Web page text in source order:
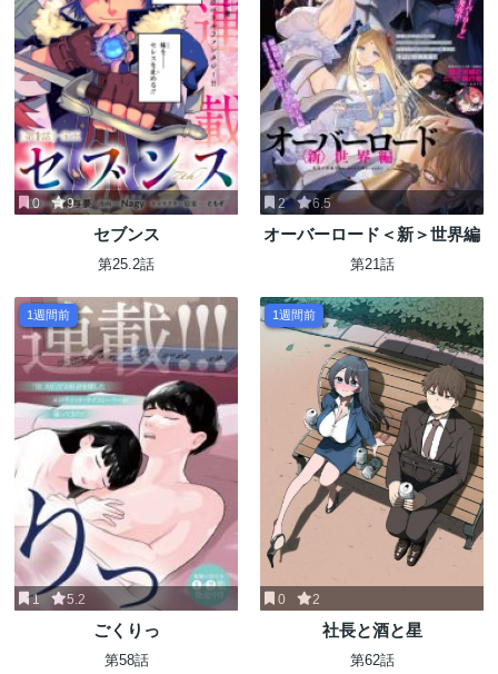
0 9
セブンス
第25.2話
2 6.5
オーバーロード＜新＞世界編
第21話
1週間前
1 5.2
ごくりっ
第58話
1週間前
0 2
社長と酒と星
第62話